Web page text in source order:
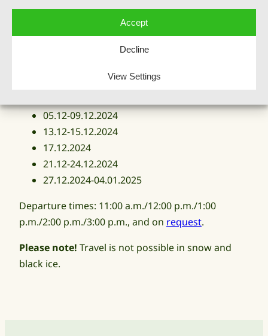
Accept
Decline
View Settings
days:
08.11-10.11.2024
05.12-09.12.2024
13.12-15.12.2024
17.12.2024
21.12-24.12.2024
27.12.2024-04.01.2025
Departure times: 11:00 a.m./12:00 p.m./1:00
p.m./2:00 p.m./3:00 p.m., and on request.
Please note! Travel is not possible in snow and
black ice.